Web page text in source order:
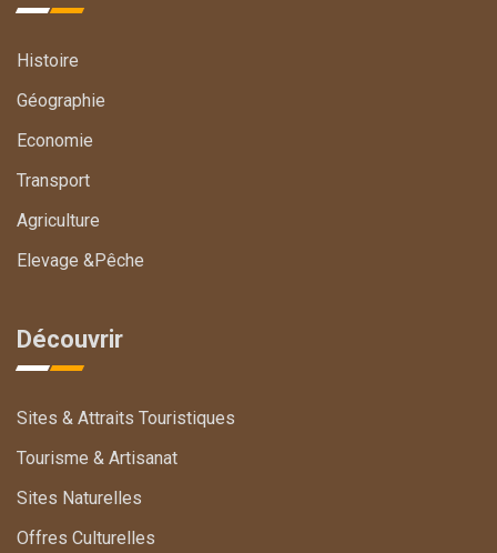
Histoire
Géographie
Economie
Transport
Agriculture
Elevage &Pêche
Découvrir
Sites & Attraits Touristiques
Tourisme & Artisanat
Sites Naturelles
Offres Culturelles